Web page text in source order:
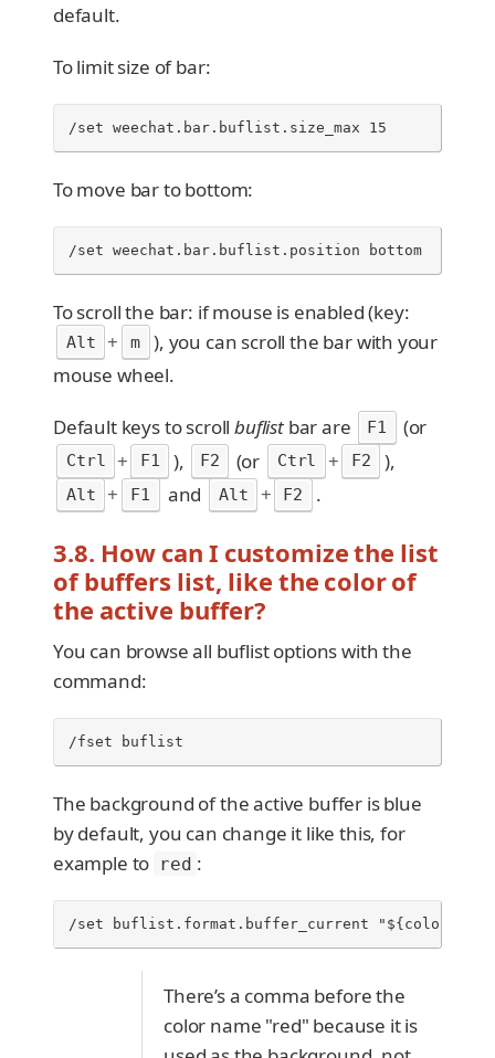
default.
To limit size of bar:
/set weechat.bar.buflist.size_max 15
To move bar to bottom:
/set weechat.bar.buflist.position bottom
To scroll the bar: if mouse is enabled (key:
Alt + m
), you can scroll the bar with your
mouse wheel.
Default keys to scrollbuflistbar are F1 (or
Ctrl + F1 ), F2 (or Ctrl + F2 ),
Alt + F1 and Alt + F2 .
3.8. How can I customize the list
of buffers list, like the color of
the active buffer?
You can browse all buflist options with the
command:
/fset buflist
The background of the active buffer is blue
by default, you can change it like this, for
example to red :
/set buflist.format.buffer_current
There’s a comma before the
color name "red" because it is